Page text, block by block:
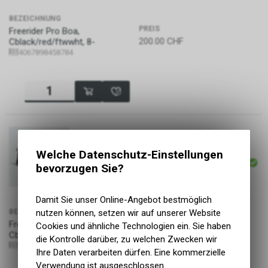
BEZEICHNUNG
Freerider Pro Boa,
Cblack/red/ftwwht, 8-
4067898458784
PREIS
200.00 CHF
ARTIKELNUMMER
P17993
BEZEICHNUNG
Freerider Pro Boa,
Cblack/red/ftwwht, 9
4067898458715
PREIS
200.00 CHF
Welche Datenschutz-Einstellungen
bevorzugen Sie?
Damit Sie unser Online-Angebot bestmöglich
nutzen können, setzen wir auf unserer Website
Cookies und ähnliche Technologien ein. Sie haben
die Kontrolle darüber, zu welchen Zwecken wir
Ihre Daten verarbeiten dürfen. Eine kommerzielle
Verwendung ist ausgeschlossen.